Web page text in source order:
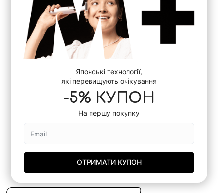
Японські технології,
які перевищують очікування
-5% КУПОН
На першу покупку
ОТРИМАТИ КУПОН